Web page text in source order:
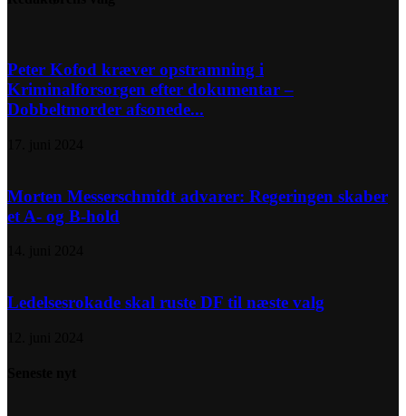
Peter Kofod kræver opstramning i
Kriminalforsorgen efter dokumentar –
Dobbeltmorder afsonede...
Morten Messerschmidt advarer: Regeringen skaber
et A- og B-hold
Ledelsesrokade skal ruste DF til næste valg